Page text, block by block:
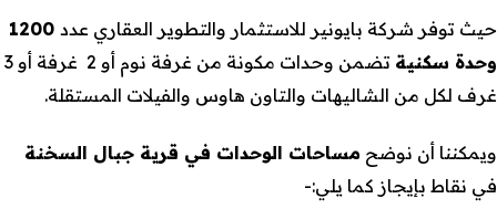
حيث توفر شركة بايونير للاستثمار والتطوير العقاري عدد 1200
وحدة سكنية
تضمن وحدات مكونة من غرفة نوم أو 2 غرفة أو 3
غرف لكل من الشاليهات والتاون هاوس والفيلات المستقلة.
ويمكننا أن نوضح مساحات الوحدات في قرية جبال السخنة
في نقاط بإيجاز كما يلي:-